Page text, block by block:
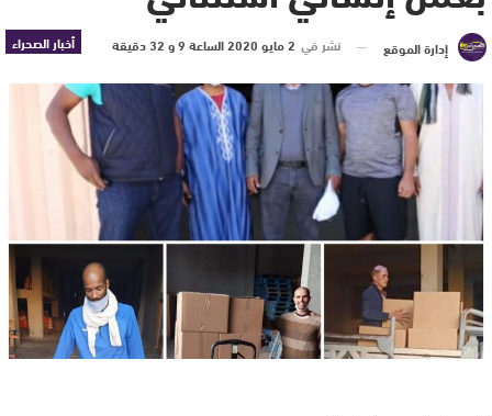
أخبار الصحراء إدارة الموقع نشر في 2 مايو 2020 الساعة 9 و 32 دقيقة